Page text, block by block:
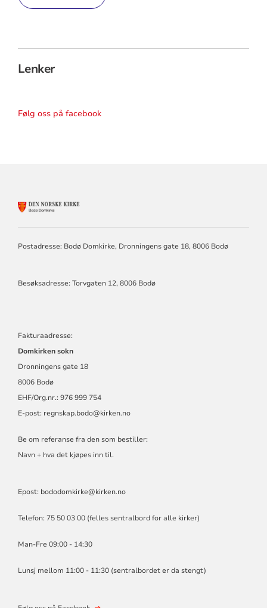
Lenker
Følg oss på facebook
Postadresse: Bodø Domkirke, Dronningens gate 18, 8006 Bodø
Besøksadresse: Torvgaten 12, 8006 Bodø
Fakturaadresse:
Domkirken sokn
Dronningens gate 18
8006 Bodø
EHF/Org.nr.: 976 999 754
E-post: regnskap.bodo@kirken.no
Be om referanse fra den som bestiller:
Navn + hva det kjøpes inn til.
Epost: bododomkirke@kirken.no
Telefon: 75 50 03 00 (felles sentralbord for alle kirker)
Man-Fre 09:00 - 14:30
Lunsj mellom 11:00 - 11:30 (sentralbordet er da stengt)